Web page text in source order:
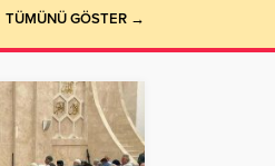
TÜMÜNÜ GÖSTER →